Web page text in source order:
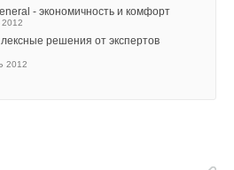
- экономичность и комфорт
решения от экспертов
2012